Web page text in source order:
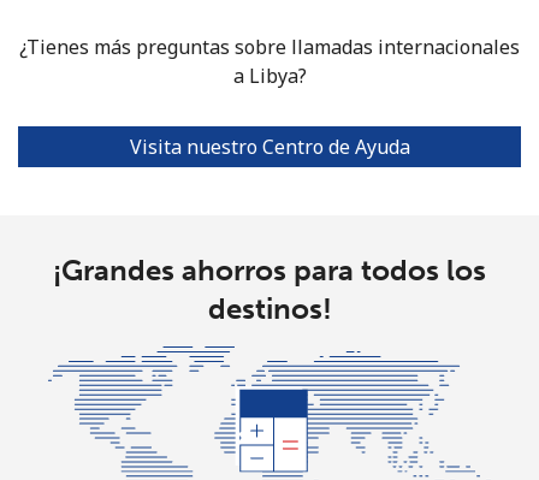
¿Tienes más preguntas sobre llamadas internacionales
a Libya?
Visita nuestro Centro de Ayuda
¡Grandes ahorros para todos los
destinos!